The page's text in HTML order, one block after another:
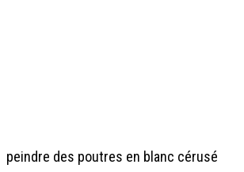
peindre des poutres en blanc cérusé